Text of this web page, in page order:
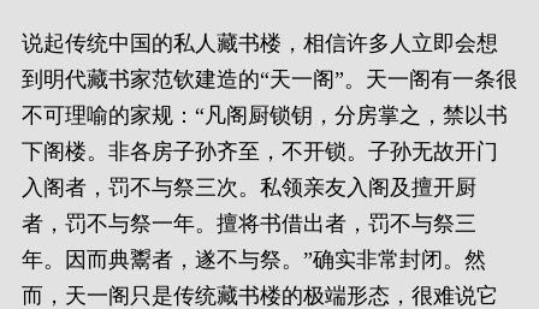
说起传统中国的私人藏书楼，相信许多人立即会想
到明代藏书家范钦建造的“天一阁”。天一阁有一条很
不可理喻的家规：“凡阁厨锁钥，分房掌之，禁以书
下阁楼。非各房子孙齐至，不开锁。子孙无故开门
入阁者，罚不与祭三次。私领亲友入阁及擅开厨
者，罚不与祭一年。擅将书借出者，罚不与祭三
年。因而典鬻者，遂不与祭。”确实非常封闭。然
而，天一阁只是传统藏书楼的极端形态，很难说它